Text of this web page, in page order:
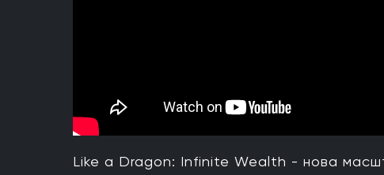
Like a Dragon: Infinite Wealth - нова